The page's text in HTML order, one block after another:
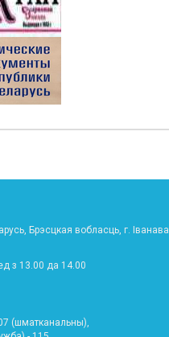
Брэсцкая вобласць, г. Іванава
з 13.00 да 14.00
(шматканальны),